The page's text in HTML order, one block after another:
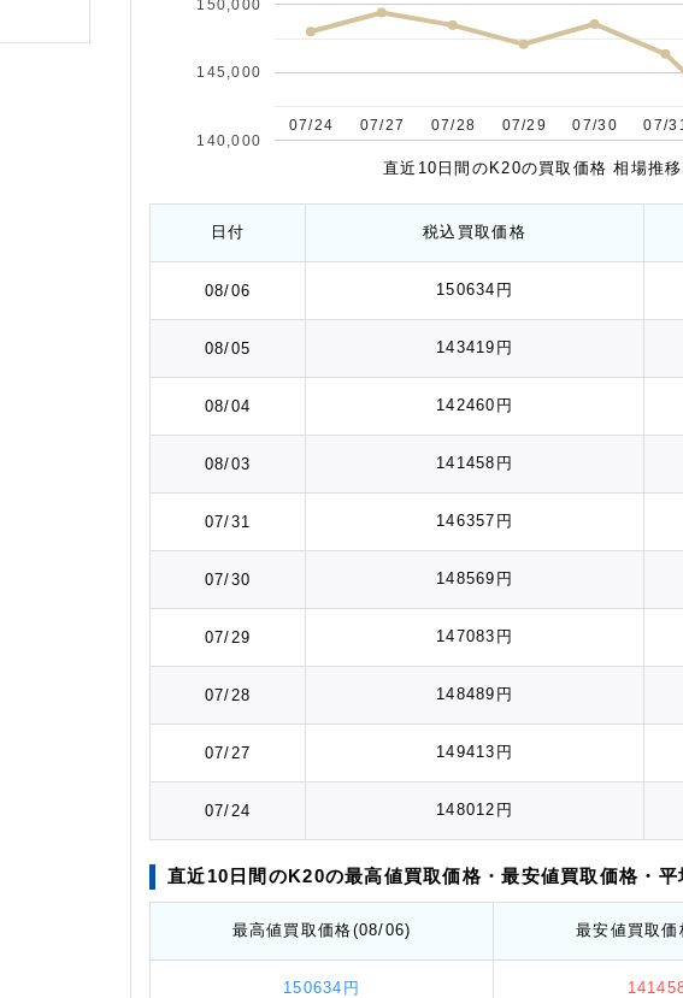
07/24
07/24 07/27
07/27 07/28
07/28 07/29
07/29 07/30
07/30 07/
07/
140,000
145,000
150,000
直近10日間のK20の買取価格 相場推移
日付 税込 買取価格
08/06 150634円
08/05 143419円
08/04 142460円
08/03 141458円
07/31 146357円
07/30 148569円
07/29 147083円
07/28 148489円
07/27 149413円
07/24 148012円
直近10日間のK20の最高値買取価格 ・最安値買取価格 ・平
最高値買取価格(08/06) 最安値買取価
150634円